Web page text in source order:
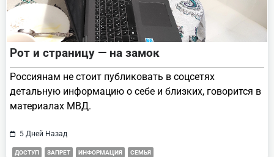
Рот и страницу — на замок
Россиянам не стоит публиковать в соцсетях
детальную информацию о себе и близких, говорится в
материалах МВД.
5 Дней Назад
ДОСТУП ЗАПРЕТ ИНФОРМАЦИЯ СЕМЬЯ